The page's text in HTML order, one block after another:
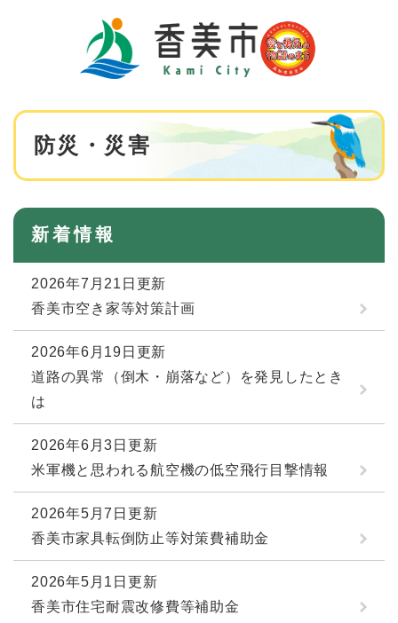
本
防災・災害
新着情報
2026年7月21日更新
香美市空き家等対策計画
2026年6月19日更新
道路の異常（倒木・崩落など）を発見したとき
は
2026年6月3日更新
米軍機と思われる航空機の低空飛行目撃情報
2026年5月7日更新
香美市家具転倒防止等対策費補助金
2026年5月1日更新
香美市住宅耐震改修費等補助金